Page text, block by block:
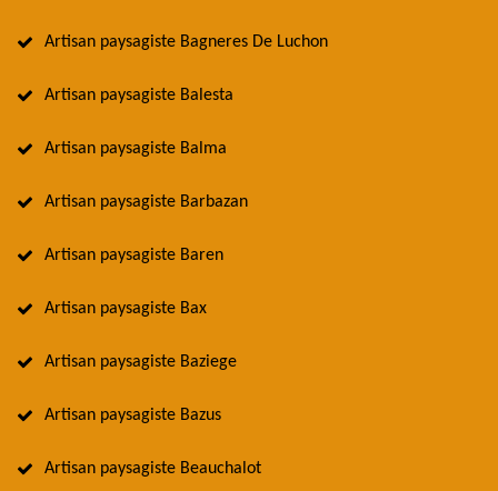
Artisan paysagiste Bagneres De Luchon
Artisan paysagiste Balesta
Artisan paysagiste Balma
Artisan paysagiste Barbazan
Artisan paysagiste Baren
Artisan paysagiste Bax
Artisan paysagiste Baziege
Artisan paysagiste Bazus
Artisan paysagiste Beauchalot